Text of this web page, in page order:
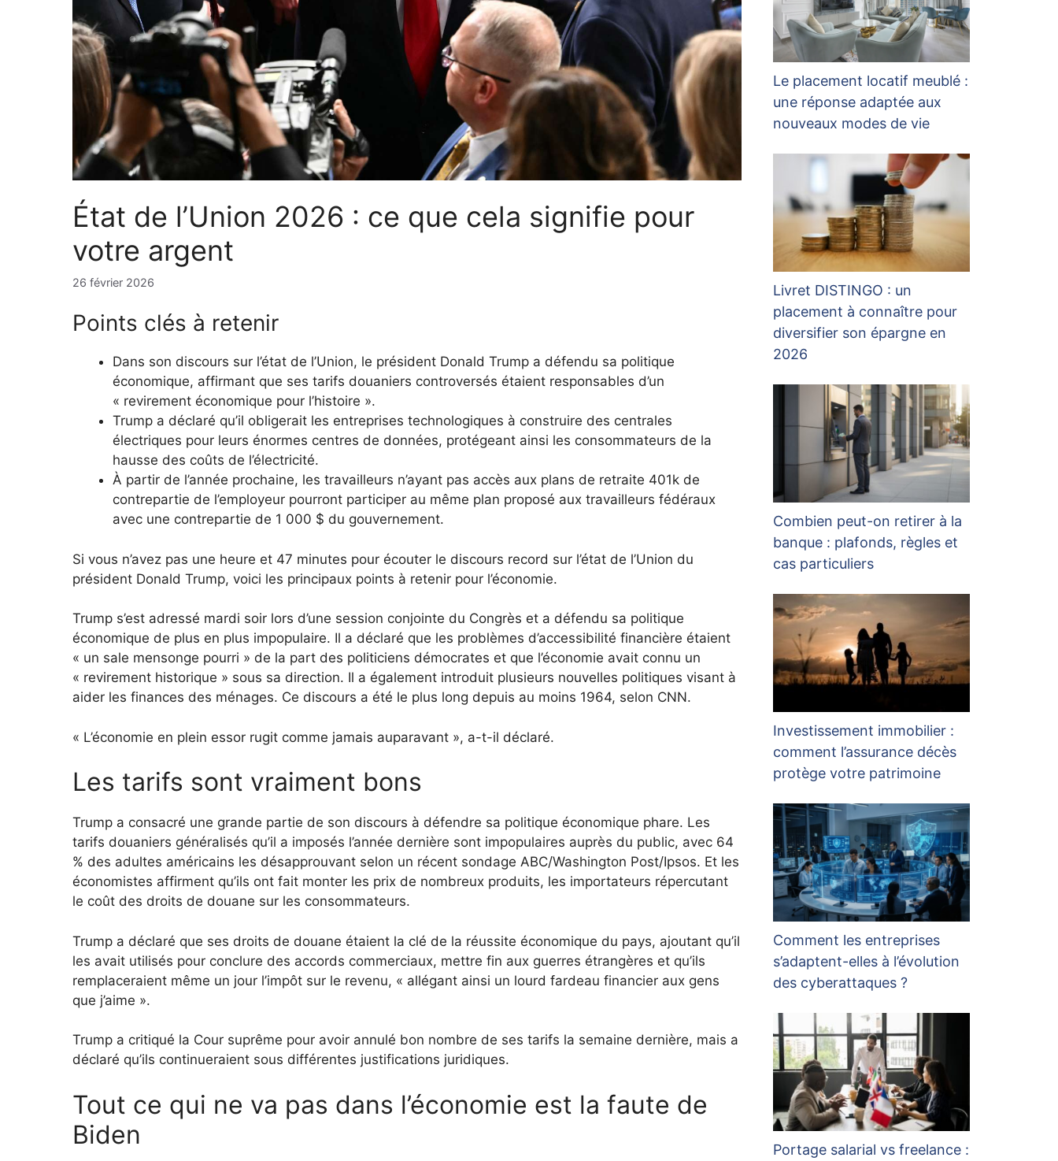
État de l’Union 2026 : ce que cela signifie pour
votre argent
26 février 2026
Points clés à retenir
Dans son discours sur l’état de l’Union, le président Donald Trump a défendu sa politique
économique, affirmant que ses tarifs douaniers controversés étaient responsables d’un
« revirement économique pour l’histoire ».
Trump a déclaré qu’il obligerait les entreprises technologiques à construire des centrales
électriques pour leurs énormes centres de données, protégeant ainsi les consommateurs de la
hausse des coûts de l’électricité.
À partir de l’année prochaine, les travailleurs n’ayant pas accès aux plans de retraite 401k de
contrepartie de l’employeur pourront participer au même plan proposé aux travailleurs fédéraux
avec une contrepartie de 1 000 $ du gouvernement.
Si vous n’avez pas une heure et 47 minutes pour écouter le discours record sur l’état de l’Union du
président Donald Trump, voici les principaux points à retenir pour l’économie.
Trump s’est adressé mardi soir lors d’une session conjointe du Congrès et a défendu sa politique
économique de plus en plus impopulaire. Il a déclaré que les problèmes d’accessibilité financière étaient
« un sale mensonge pourri » de la part des politiciens démocrates et que l’économie avait connu un
« revirement historique » sous sa direction. Il a également introduit plusieurs nouvelles politiques visant à
aider les finances des ménages. Ce discours a été le plus long depuis au moins 1964, selon CNN.
« L’économie en plein essor rugit comme jamais auparavant », a-t-il déclaré.
Les tarifs sont vraiment bons
Trump a consacré une grande partie de son discours à défendre sa politique économique phare. Les
tarifs douaniers généralisés qu’il a imposés l’année dernière sont impopulaires auprès du public, avec 64
% des adultes américains les désapprouvant selon un récent sondage ABC/Washington Post/Ipsos. Et les
économistes affirment qu’ils ont fait monter les prix de nombreux produits, les importateurs répercutant
le coût des droits de douane sur les consommateurs.
Trump a déclaré que ses droits de douane étaient la clé de la réussite économique du pays, ajoutant qu’il
les avait utilisés pour conclure des accords commerciaux, mettre fin aux guerres étrangères et qu’ils
remplaceraient même un jour l’impôt sur le revenu, « allégant ainsi un lourd fardeau financier aux gens
que j’aime ».
Trump a critiqué la Cour suprême pour avoir annulé bon nombre de ses tarifs la semaine dernière, mais a
déclaré qu’ils continueraient sous différentes justifications juridiques.
Tout ce qui ne va pas dans l’économie est la faute de
Biden
Le placement locatif meublé :
une réponse adaptée aux
nouveaux modes de vie
Livret DISTINGO : un
placement à connaître pour
diversifier son épargne en
2026
Combien peut-on retirer à la
banque : plafonds, règles et
cas particuliers
Investissement immobilier :
comment l’assurance décès
protège votre patrimoine
Comment les entreprises
s’adaptent-elles à l’évolution
des cyberattaques ?
Portage salarial vs freelance :